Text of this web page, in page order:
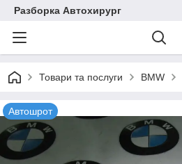
Разборка Автохирург
Товари та послуги BMW
Автошрот